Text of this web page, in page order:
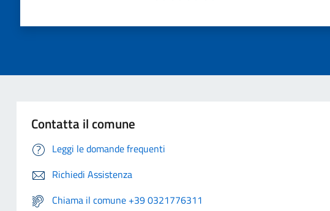
Contatta il comune
Leggi le domande frequenti
Richiedi Assistenza
Chiama il comune +39 0321776311